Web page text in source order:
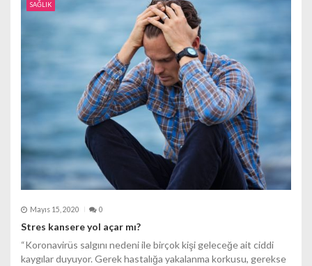
SAĞLIK
Mayıs 15, 2020 0
Stres kansere yol açar mı?
“Koronavirüs salgını nedeni ile birçok kişi geleceğe ait ciddi
kaygılar duyuyor. Gerek hastalığa yakalanma korkusu, gerekse